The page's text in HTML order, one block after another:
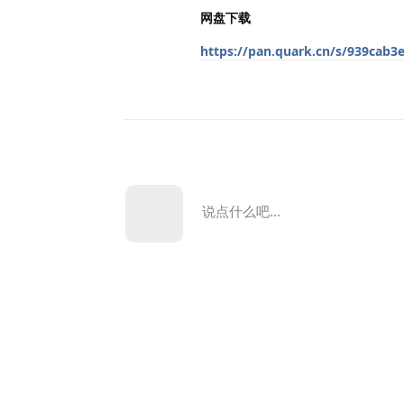
网盘下载
https://pan.quark.cn/s/
说点什么吧...